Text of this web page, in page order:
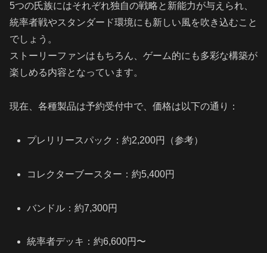
5つの氏族にはそれぞれ独自の戦略と新能力が与えられ、
統率者戦やスタンダード環境にも新しい風を吹き込むこと
でしょう。
ストーリーファンはもちろん、ゲーム的にも多彩な構築が
楽しめる内容となっています。
現在、各種製品は予約受付中で、価格は以下の通り：
プレリリースパック：約2,200円（参考）
コレクターブースター：約5,400円
バンドル：約7,300円
統率者デッキ：約6,600円〜